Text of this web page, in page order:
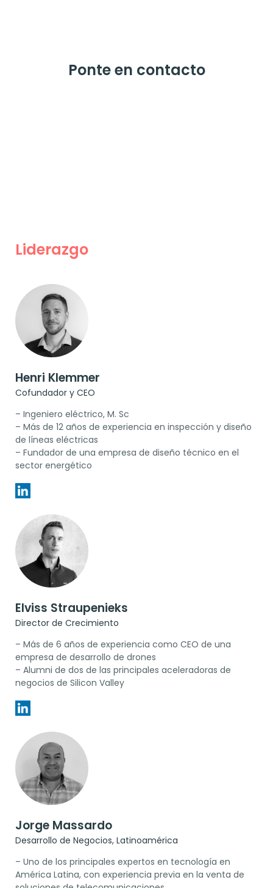
Ponte en contacto
Liderazgo
Henri Klemmer
Cofundador y CEO
– Ingeniero eléctrico, M. Sc
– Más de 12 años de experiencia en inspección y diseño
de líneas eléctricas
– Fundador de una empresa de diseño técnico en el
sector energético
Elviss Straupenieks
Director de Crecimiento
– Más de 6 años de experiencia como CEO de una
empresa de desarrollo de drones
– Alumni de dos de las principales aceleradoras de
negocios de Silicon Valley
Jorge Massardo
Desarrollo de Negocios, Latinoamérica
– Uno de los principales expertos en tecnología en
América Latina, con experiencia previa en la venta de